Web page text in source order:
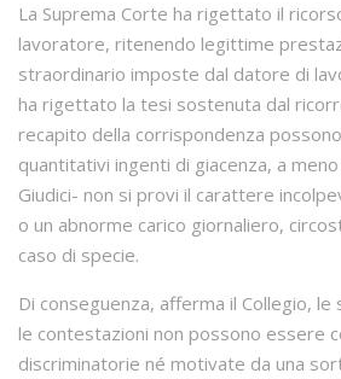
La Suprema Corte ha rigettato il
lavoratore, ritenendo legittime
straordinario imposte dal datore di
ha rigettato la tesi sostenuta dal
recapito della corrispondenza
quantitativi ingenti di giacenza, a
Giudici- non si provi il carattere
o un abnorme carico giornaliero,
caso di specie.
Di conseguenza, afferma il Collegio, le
le contestazioni non possono essere
discriminatorie né motivate da una